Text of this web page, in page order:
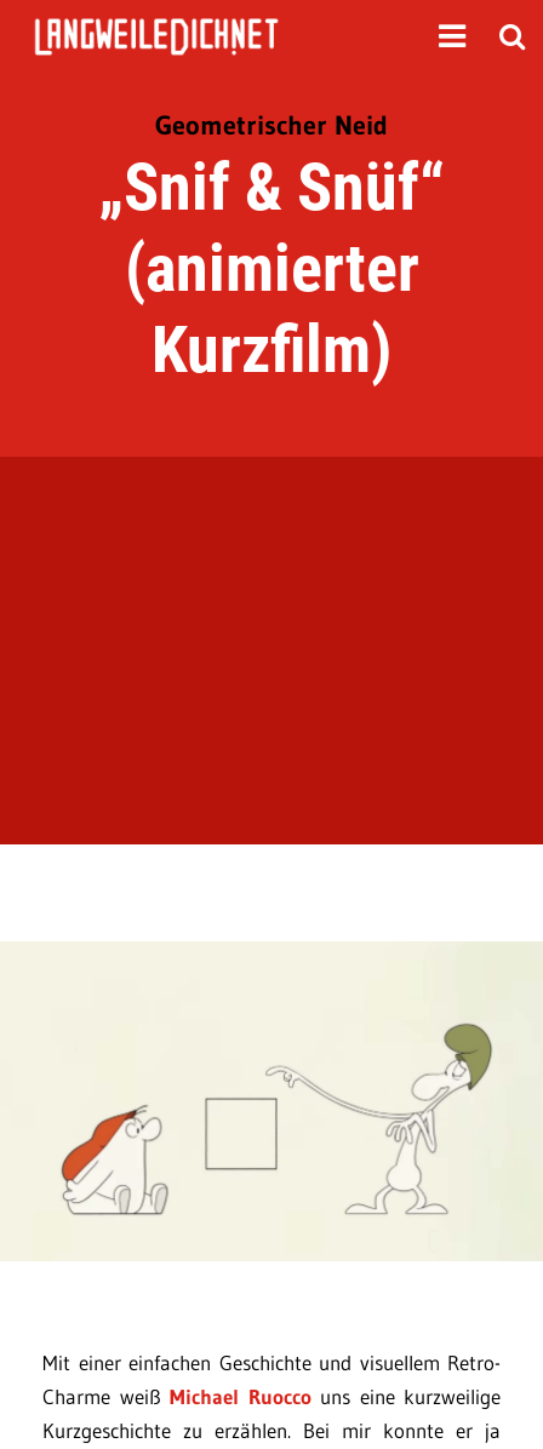
Geometrischer Neid
„Snif & Snüf“
(animierter
Kurzfilm)
Mit einer einfachen Geschichte und visuellem Retro-
Charme weiß Michael Ruoccouns eine kurzweilige
Kurzgeschichte zu erzählen. Bei mir konnte er ja